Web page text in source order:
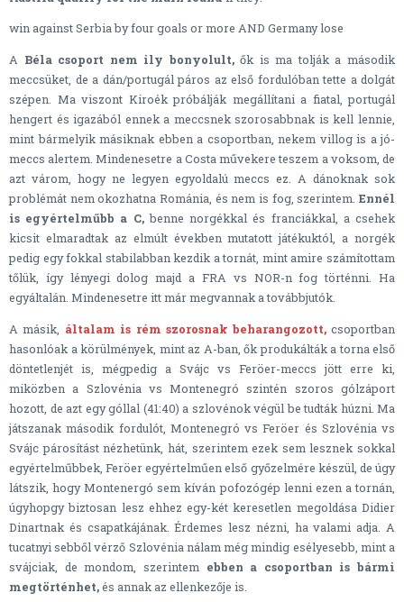
win against Serbia by four goals or more AND Germany lose
A Béla csoport nem ily bonyolult,ők is ma tolják a második
meccsüket, de a dán/portugál páros az első fordulóban tette a dolgát
szépen. Ma viszont Kiroék próbálják megállítani a fiatal, portugál
hengert és igazából ennek a meccsnek szorosabbnak is kell lennie,
mint bármelyik másiknak ebben a csoportban, nekem villog is a jó-
meccs alertem. Mindenesetre a Costa művekere teszem a voksom, de
azt várom, hogy ne legyen egyoldalú meccs ez. A dánoknak sok
problémát nem okozhatna Románia, és nem is fog, szerintem. Ennél
is egyértelműbb a C,benne norgékkal és franciákkal, a csehek
kicsit elmaradtak az elmúlt években mutatott játékuktól, a norgék
pedig egy fokkal stabilabban kezdik a tornát, mint amire számítottam
tőlük, így lényegi dolog majd a FRA vs NOR-n fog történni. Ha
egyáltalán. Mindenesetre itt már megvannak a továbbjutók.
A másik, általam is rém szorosnak beharangozott,csoportban
hasonlóak a körülmények, mint az A-ban, ők produkálták a torna első
döntetlenjét is, mégpedig a Svájc vs Feröer-meccs jött erre ki,
miközben a Szlovénia vs Montenegró szintén szoros gólzáport
hozott, de azt egy góllal (41:40) a szlovénok végül be tudták húzni. Ma
játszanak második fordulót, Montenegró vs Feröer és Szlovénia vs
Svájc párosítást nézhetünk, hát, szerintem ezek sem lesznek sokkal
egyértelműbbek, Feröer egyértelműen első győzelmére készül, de úgy
látszik, hogy Montenergó sem kíván pofozógép lenni ezen a tornán,
úgyhopgy biztosan lesz ehhez egy-két keresetlen megoldása Didier
Dinartnak és csapatkájának. Érdemes lesz nézni, ha valami adja. A
tucatnyi sebből vérző Szlovénia nálam még mindig esélyesebb, mint a
svájciak, de mondom, szerintem ebben a csoportban is bármi
megtörténhet,és annak az ellenkezője is.